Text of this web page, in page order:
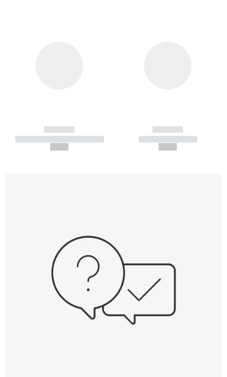
------------
----------- ----------- -----------
------------
----------- -----------